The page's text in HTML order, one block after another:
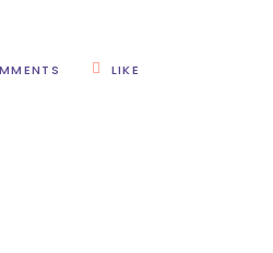
LIKE